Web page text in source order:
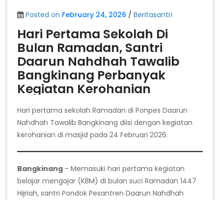
Posted on February 24, 2026 / Beritasantri
Hari Pertama Sekolah Di
Bulan Ramadan, Santri
Daarun Nahdhah Tawalib
Bangkinang Perbanyak
Kegiatan Kerohanian
Hari pertama sekolah Ramadan di Ponpes Daarun
Nahdhah Tawalib Bangkinang diisi dengan kegiatan
kerohanian di masjid pada 24 Februari 2026.
Bangkinang – Memasuki hari pertama kegiatan
belajar mengajar (KBM) di bulan suci Ramadan 1447
Hijriah, santri Pondok Pesantren Daarun Nahdhah